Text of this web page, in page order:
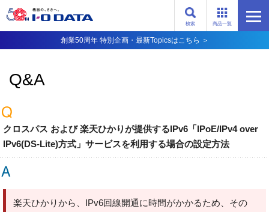
商品一覧
検索
創業50周年 特別企画・最新Topicsはこちら ＞
Q&A
クロスパス および 楽天ひかりが提供するIPv6「IPoE/IPv4 over
IPv6(DS-Lite)方式」サービスを利用する場合の設定方法
楽天ひかりから、IPv6回線開通に時間がかかるため、その